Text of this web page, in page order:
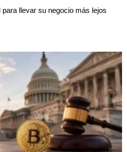
llevar su negocio más lejos